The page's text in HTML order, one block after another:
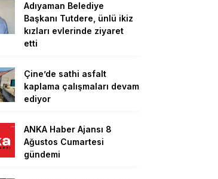
Adıyaman Belediye
Başkanı Tutdere, ünlü ikiz
kızları evlerinde ziyaret
etti
Çine’de sathi asfalt
kaplama çalışmaları devam
ediyor
ANKA Haber Ajansı 8
Ağustos Cumartesi
gündemi